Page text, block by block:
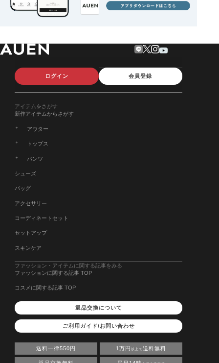
ログイン 会員登録
アイテムをさがす
新作アイテムからさがす
アウター
トップス
パンツ
シューズ
バッグ
アクセサリー
コーディネートセット
セットアップ
スキンケア
ファッション・アイテムに関する記事をみる
ファッションに関する記事 TOP
コスメに関する記事 TOP
返品交換について
ご利用ガイド/お問い合わせ
送料一律550円 1万円 以上で送料無料